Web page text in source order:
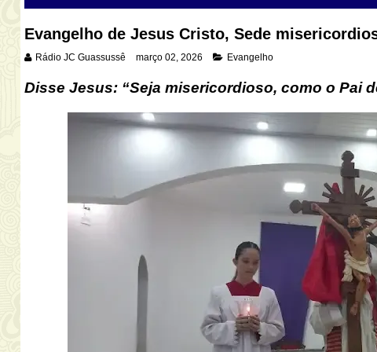
Evangelho de Jesus Cristo, Sede
Rádio JC Guassussê março 02, 2026 Evangelho
Disse Jesus: “Seja misericordioso, como o Pai